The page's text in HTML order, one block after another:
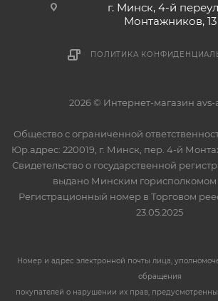
г. Минск, 4-й
Монтажников, 13
ПОЛИТИКА
2026 © Интернет-магазин
Общество с ограниченной
Юр.адрес: 220019, г. Минск, пер. 4-й
Свидетельство о государственной
выдано Минским горисполкомом
Регистрационный номер в Торговом
23.05.2025
Номер и адрес электронной почты лица,
обращения
покупателей о нарушении их прав,